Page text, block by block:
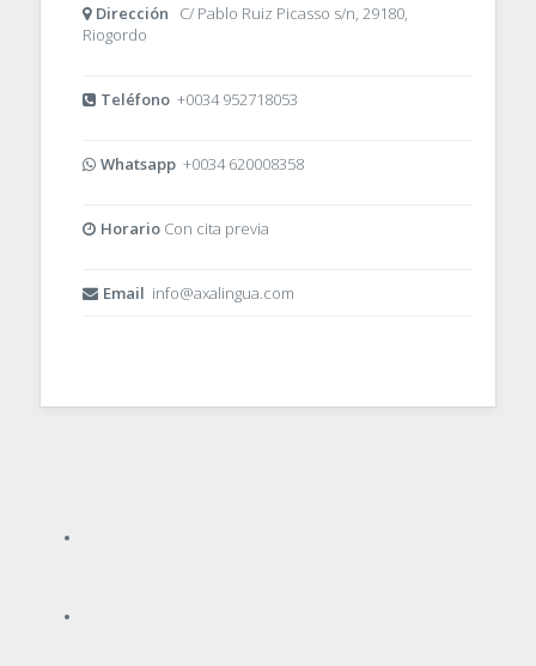
Dirección C/ Pablo Ruiz Picasso s/n, 29180,
Riogordo
Teléfono+0034 952718053
Whatsapp+0034 620008358
HorarioCon cita previa
Email info@axalingua.com